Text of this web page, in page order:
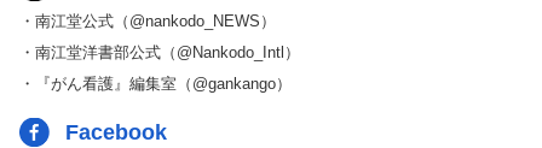
・南江堂公式（@nankodo_NEWS）
・南江堂洋書部公式（@Nankodo_Intl）
・『がん看護』編集室（@gankango）
Facebook